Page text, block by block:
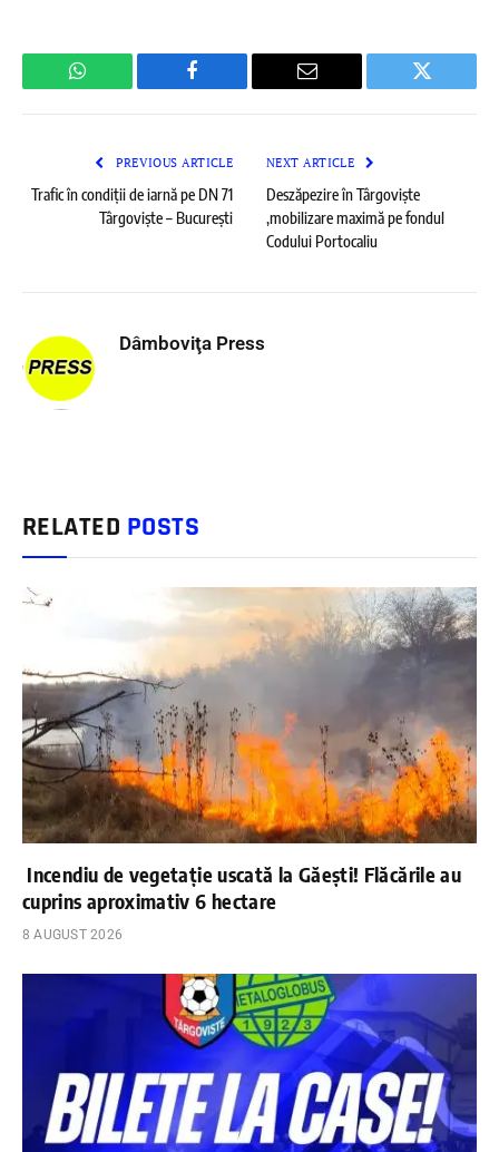
WhatsApp Facebook Email Twitter
PREVIOUS ARTICLE
Trafic în condiții de iarnă pe DN 71
Târgoviște – București
NEXT ARTICLE
Deszăpezire în Târgoviște
,mobilizare maximă pe fondul
Codului Portocaliu
Dâmboviţa Press
RELATED POSTS
Incendiu de vegetație uscată la Găești! Flăcările au
cuprins aproximativ 6 hectare
8 AUGUST 2026